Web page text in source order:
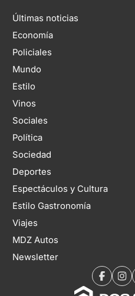
Últimas noticias
Economía
Policiales
Mundo
Estilo
Vinos
Sociales
Política
Sociedad
Deportes
Espectáculos y Cultura
Estilo Gastronomía
Viajes
MDZ Autos
Newsletter